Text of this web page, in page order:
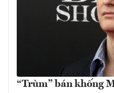
“Trùm” bán khống